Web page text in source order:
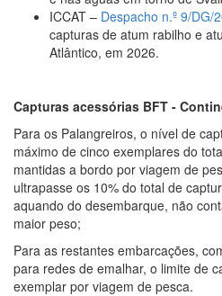
ICCAT – Despacho n.º 9/DG/
capturas de atum rabilho e
Atlântico, em 2026.
Capturas acessórias BFT -
Para os Palangreiros, o nível de
máximo de cinco exemplares do
mantidas a bordo por viagem de
ultrapasse os 10% do total de
aquando do desembarque, não
maior peso;
Para as restantes embarcações,
para redes de emalhar, o limite de
exemplar por viagem de pesca.